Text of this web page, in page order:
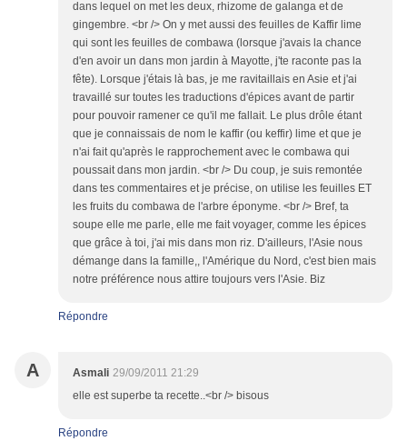
dans lequel on met les deux, rhizome de galanga et de
gingembre. <br /> On y met aussi des feuilles de Kaffir lime
qui sont les feuilles de combawa (lorsque j'avais la chance
d'en avoir un dans mon jardin à Mayotte, j'te raconte pas la
fête). Lorsque j'étais là bas, je me ravitaillais en Asie et j'ai
travaillé sur toutes les traductions d'épices avant de partir
pour pouvoir ramener ce qu'il me fallait. Le plus drôle étant
que je connaissais de nom le kaffir (ou keffir) lime et que je
n'ai fait qu'après le rapprochement avec le combawa qui
poussait dans mon jardin. <br /> Du coup, je suis remontée
dans tes commentaires et je précise, on utilise les feuilles ET
les fruits du combawa de l'arbre éponyme. <br /> Bref, ta
soupe elle me parle, elle me fait voyager, comme les épices
que grâce à toi, j'ai mis dans mon riz. D'ailleurs, l'Asie nous
démange dans la famille,, l'Amérique du Nord, c'est bien mais
notre préférence nous attire toujours vers l'Asie. Biz
Répondre
A Asmali 29/09/2011 21:29
elle est superbe ta recette..<br /> bisous
Répondre